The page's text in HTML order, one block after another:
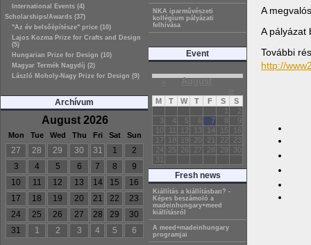
International Events (4)
Scholarships/Awards (37)
"Az év belsőépítésze" price (10)
Lajos Kozma Prize for Crafts and Design
(5)
Hungarian Prize for Design (10)
Magyar Termék Nagydíj (2)
László Moholy-Nagy Prize for Design (9)
Archívum
August 2026
Mon Tue Wed Thu Fri Sat Sun
27 28 29 30 31 1
2
3
4 5 6 7 8
9
10
11 12 13 14 15
16
17
18 19 20 21 22
23
24
25 26 27 28 29
30
31
1 2 3 4 5 6
NKA iparművészeti
kollégium pályázati
felhívása
Event
« August
M T W T F S
S
1
2
3
4 5 6 7 8
9
10
11 12 13 14 15
16
17
18 19 20 21 22
23
24
25 26 27 28 29
30
31
Fresh news
Kiállítás a kiállításban? -
Képes beszámoló a
madeinhungary+meed
kiállításról
A meed+madeinhungary
programjai
A
A pályázat
További
http://